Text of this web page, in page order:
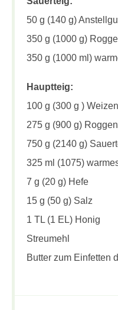
50 g (140 g)
350 g (1000 g)
350 g (1000 ml)
Hauptteig:
100 g (300 g )
275 g (900 g)
750 g (2140 g)
325 ml (1075)
7 g (20 g) Hefe
15 g (50 g) Salz
1 TL (1 EL) Honig
Streumehl
Butter zum Einfetten